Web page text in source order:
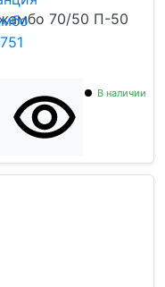
70/50 П-50
В наличии